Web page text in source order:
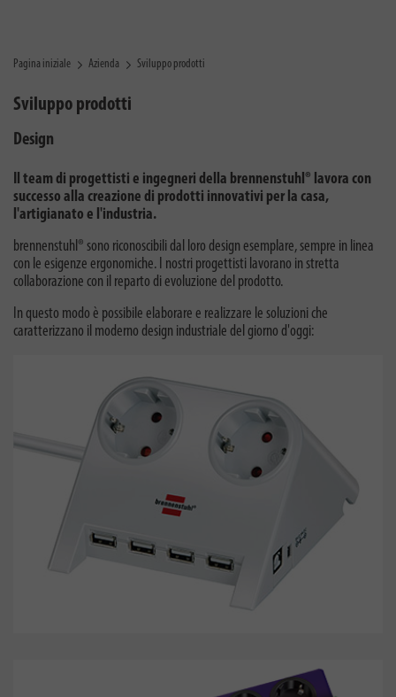
Pagina iniziale Azienda Sviluppo prodotti
Sviluppo prodotti
Design
Il team di progettisti e ingegneri della brennenstuhl® lavora con
successo alla creazione di prodotti innovativi per la casa,
l'artigianato e l'industria.
brennenstuhl® sono riconoscibili dal loro design esemplare, sempre in linea
con le esigenze ergonomiche. I nostri progettisti lavorano in stretta
collaborazione con il reparto di evoluzione del prodotto.
In questo modo è possibile elaborare e realizzare le soluzioni che
caratterizzano il moderno design industriale del giorno d'oggi: